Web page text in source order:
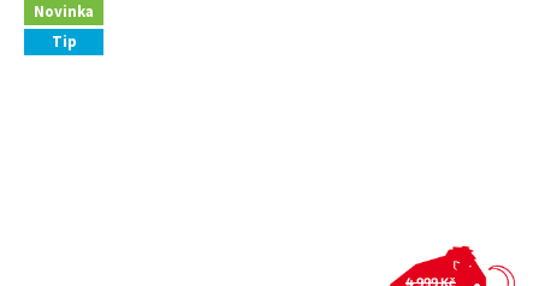
Novinka
Tip
4 999 Kč